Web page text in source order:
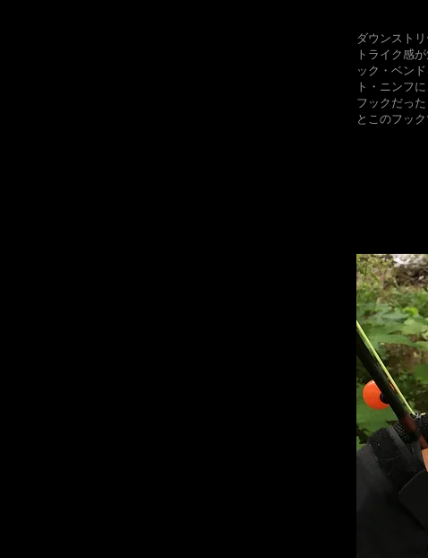
ダウンスト
トライク感
ック・ベン
ト・ニンフ
フックだっ
とこのフッ